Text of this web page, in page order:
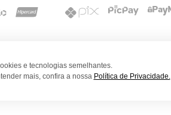
e tecnologias semelhantes.
mais, confira a nossa Política de Privacidade.